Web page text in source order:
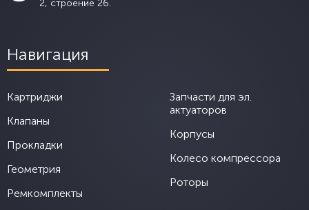
2, строение 26.
Навигация
Картриджи
Клапаны
Прокладки
Геометрия
Ремкомплекты
Запчасти для эл.
актуаторов
Корпусы
Колесо компрессора
Роторы